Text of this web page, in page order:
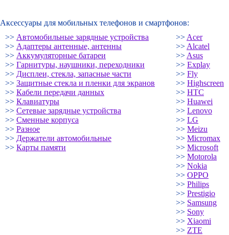
Аксессуары для мобильных телефонов и смартфонов:
>> Автомобильные зарядные устройства
>> Адаптеры антенные, антенны
>> Аккумуляторные батареи
>> Гарнитуры, наушники, переходники
>> Дисплеи, стекла, запасные части
>> Защитные стекла и пленки для экранов
>> Кабели передачи данных
>> Клавиатуры
>> Сетевые зарядные устройства
>> Сменные корпуса
>> Разное
>> Держатели автомобильные
>> Карты памяти
>> Acer
>> Alcatel
>> Asus
>> Explay
>> Fly
>> Highscreen
>> HTC
>> Huawei
>> Lenovo
>> LG
>> Meizu
>> Micromax
>> Microsoft
>> Motorola
>> Nokia
>> OPPO
>> Philips
>> Prestigio
>> Samsung
>> Sony
>> Xiaomi
>> ZTE